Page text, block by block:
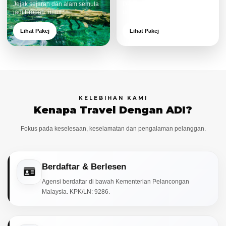
Jejak sejarah dan alam semula
jadi Eropah Timur.
Lihat Pakej Lihat Pakej
KELEBIHAN KAMI
Kenapa Travel Dengan ADI?
Fokus pada keselesaan, keselamatan dan pengalaman pelanggan.
Berdaftar & Berlesen
Agensi berdaftar di bawah Kementerian Pelancongan
Malaysia. KPK/LN: 9286.